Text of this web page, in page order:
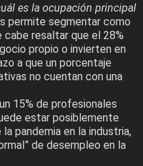
es la ocupación principal
permite segmentar como
resaltar que el 28%
propio o invierten en
a que un porcentaje
no cuentan con una
15% de profesionales
estar posiblemente
pandemia en la industria,
de desempleo en la